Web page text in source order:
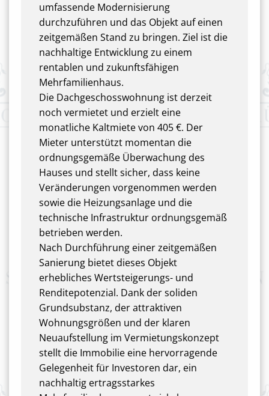
umfassende Modernisierung
durchzuführen und das Objekt auf einen
zeitgemäßen Stand zu bringen. Ziel ist die
nachhaltige Entwicklung zu einem
rentablen und zukunftsfähigen
Mehrfamilienhaus.
Die Dachgeschosswohnung ist derzeit
noch vermietet und erzielt eine
monatliche Kaltmiete von 405 €. Der
Mieter unterstützt momentan die
ordnungsgemäße Überwachung des
Hauses und stellt sicher, dass keine
Veränderungen vorgenommen werden
sowie die Heizungsanlage und die
technische Infrastruktur ordnungsgemäß
betrieben werden.
Nach Durchführung einer zeitgemäßen
Sanierung bietet dieses Objekt
erhebliches Wertsteigerungs- und
Renditepotenzial. Dank der soliden
Grundsubstanz, der attraktiven
Wohnungsgrößen und der klaren
Neuaufstellung im Vermietungskonzept
stellt die Immobilie eine hervorragende
Gelegenheit für Investoren dar, ein
nachhaltig ertragsstarkes